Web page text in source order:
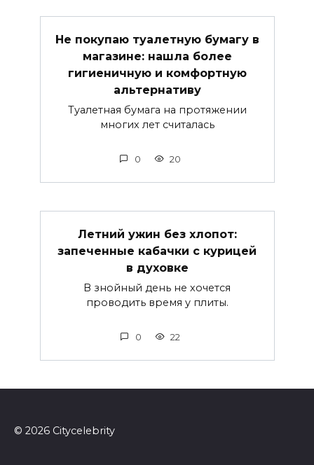
Не покупаю туалетную бумагу в
магазине: нашла более
гигиеничную и комфортную
альтернативу
Туалетная бумага на протяжении
многих лет считалась
0 20
Летний ужин без хлопот:
запеченные кабачки с курицей
в духовке
В знойный день не хочется
проводить время у плиты.
0 22
© 2026 Сitycelebrity